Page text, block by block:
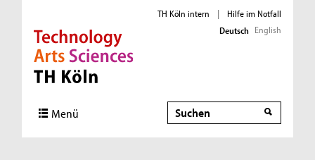
Direkt zur Hauptnavigation
Direkt zur Subnavigation
Direkt zum Inhalt
Direkt zum Fußbereich
TH Köln intern |
Hilfe im Notfall
Deutsch English
Menü Suche
Suche